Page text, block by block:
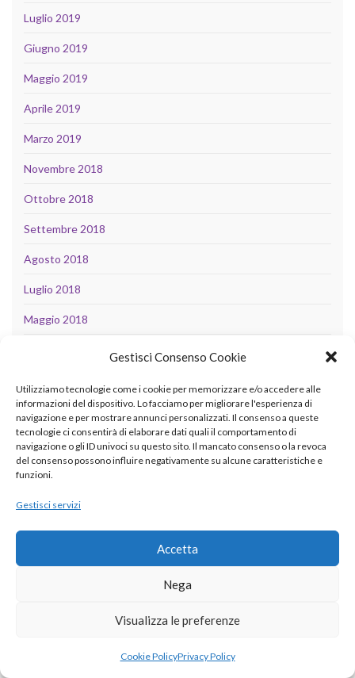
Gestisci Consenso Cookie
Utilizziamo tecnologie come i cookie per memorizzare e/o accedere alle
informazioni del dispositivo. Lo facciamo per migliorare l'esperienza di
navigazione e per mostrare annunci personalizzati. Il consenso a queste
tecnologie ci consentirà di elaborare dati quali il comportamento di
navigazione o gli ID univoci su questo sito. Il mancato consenso o la revoca
del consenso possono influire negativamente su alcune caratteristiche e
funzioni.
Gestisci servizi
Accetta
Nega
Visualizza le preferenze
Cookie PolicyPrivacy Policy
Luglio 2019
Giugno 2019
Maggio 2019
Aprile 2019
Marzo 2019
Novembre 2018
Ottobre 2018
Settembre 2018
Agosto 2018
Luglio 2018
Maggio 2018
Febbraio 2018
Ottobre 2017
Agosto 2017
Giugno 2017
Aprile 2017